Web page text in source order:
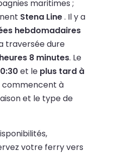
maritimes ;
Stena Line. Il y a
hebdomadaires
traversée dure
8 minutes. Le
et le plus tard à
commencent à
et le type de
votre ferry vers